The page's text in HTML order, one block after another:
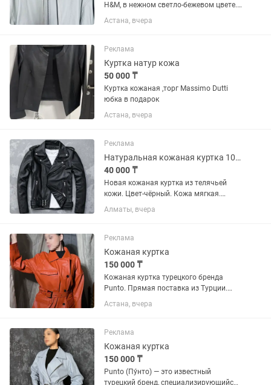
H&M, в нежном светло-бежевом цвете.
Размер XS Натуральная кожа 100%
Made in Turkey ! Новая с этикеткой,
Покупался за 119 000тг
Астана, вчера
Реклама
Куртка натур кожа
50 000 ₸
Куртка кожаная ,торг Massimo Dutti
юбка в подарок
Астана, вчера
Реклама
Натуральная кожаная куртка 100%.
40 000 ₸
Новая кожаная куртка из телячьей
кожи. Цвет-чёрный. Кожа мягкая.
Выглядит очень стильно. Размер 50-
52.Осень-весна. Высококачественные
Торга нет!
Алматы, вчера
Реклама
Кожаная куртка
150 000 ₸
Кожаная куртка турецкого бренда
Punto. Прямая поставка из Турции.
Новый товар в чехле. Кожа телячья
Астана, вчера
Реклама
Кожаная куртка
150 000 ₸
Punto (Пу́нто) — это известный
турецкий бренд, специализирующийся